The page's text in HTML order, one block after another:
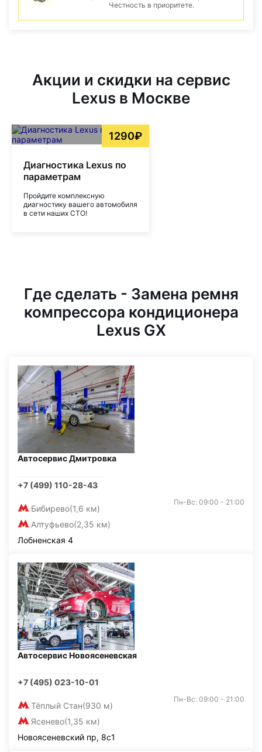
Честность в приоритете.
Акции и скидки на сервис
Lexus в Москве
1290₽
Диагностика Lexus по
параметрам
Пройдите комплексную
диагностику вашего автомобиля
в сети наших СТО!
Где сделать - Замена ремня
компрессора кондиционера
Lexus GX
Автосервис Дмитровка
+7 (499) 110-28-43
Бибирево(1,6 км)
Алтуфьево(2,35 км)
Пн-Вс: 09:00 - 21:00
Лобненская 4
Автосервис Новоясеневская
+7 (495) 023-10-01
Тёплый Стан(930 м)
Ясенево(1,35 км)
Пн-Вс: 09:00 - 21:00
Новоясеневский пр, 8с1